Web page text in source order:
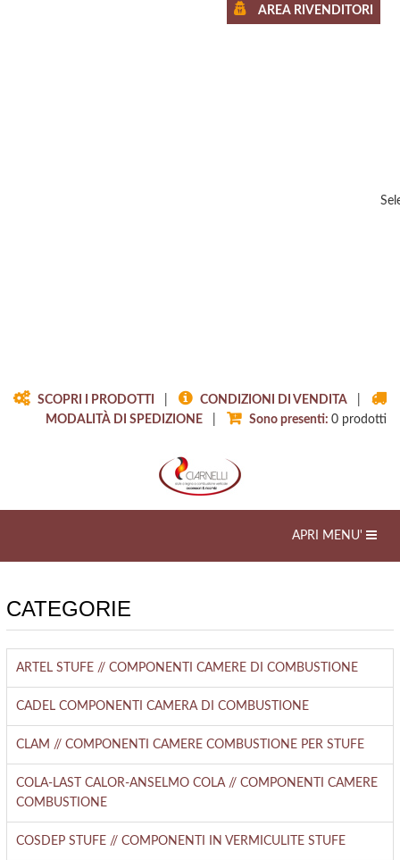
AREA RIVENDITORI
SCOPRI I PRODOTTI CONDIZIONI DI VENDITA
MODALITÀ DI SPEDIZIONE
Sono presenti: 0 prodotti
Toggle
APRI MENU'
CATEGORIE
ARTEL STUFE // COMPONENTI CAMERE DI COMBUSTIONE
CADEL COMPONENTI CAMERA DI COMBUSTIONE
CLAM // COMPONENTI CAMERE COMBUSTIONE PER STUFE
COLA-LAST CALOR-ANSELMO COLA // COMPONENTI CAMERE
COMBUSTIONE
COSDEP STUFE // COMPONENTI IN VERMICULITE STUFE